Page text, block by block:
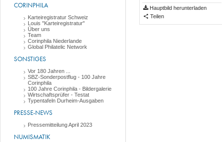
CORINPHILA
Karteiregistratur Schweiz
Louis "Karteiregistratur"
Über uns
Team
Corinphila Niederlande
Global Philatelic Network
SONSTIGES
Vor 180 Jahren ...
SBZ-Sonderpostflug - 100 Jahre
Corinphila
100 Jahre Corinphila - Bildergalerie
Wirtschaftsprüfer - Testat
Typentafeln Durheim-Ausgaben
PRESSE-NEWS
Pressemitteilung April 2023
NUMISMATIK
Hauptbild herunterladen
Teilen